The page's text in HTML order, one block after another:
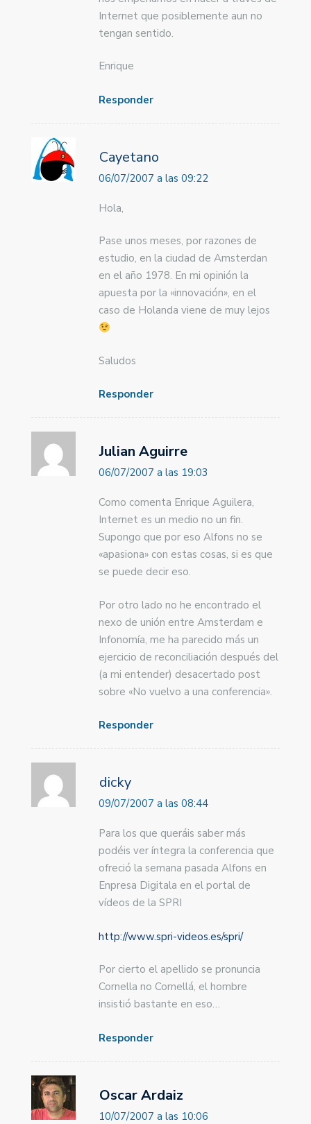
Internet que posiblemente aun no
tengan sentido.
Enrique
Responder
Cayetano
06/07/2007 a las 09:22
Hola,
Pase unos meses, por razones de
estudio, en la ciudad de Amsterdan
en el año 1978. En mi opinión la
apuesta por la «innovación», en el
caso de Holanda viene de muy lejos
Saludos
Responder
Julian Aguirre
06/07/2007 a las 19:03
Como comenta Enrique Aguilera,
Internet es un medio no un fin.
Supongo que por eso Alfons no se
«apasiona» con estas cosas, si es que
se puede decir eso.
Por otro lado no he encontrado el
nexo de unión entre Amsterdam e
Infonomía, me ha parecido más un
ejercicio de reconciliación después del
(a mi entender) desacertado post
sobre «No vuelvo a una conferencia».
Responder
dicky
09/07/2007 a las 08:44
Para los que queráis saber más
podéis ver íntegra la conferencia que
ofreció la semana pasada Alfons en
Enpresa Digitala en el portal de
vídeos de la SPRI
http://www.spri-videos.es/spri/
Por cierto el apellido se pronuncia
Cornella no Cornellá, el hombre
insistió bastante en eso…
Responder
Oscar Ardaiz
10/07/2007 a las 10:06